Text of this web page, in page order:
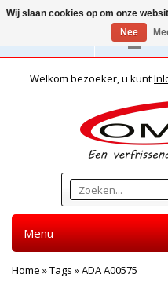
Nederlands
Welkom bezoeker, u kunt
Menu
Home »Tags »ADA A00575
Wij slaan cookies op om onze
Nee